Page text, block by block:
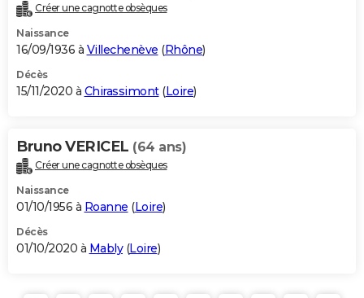
Créer une cagnotte obsèques
Naissance
16/09/1936 à Villechenève (Rhône)
Décès
15/11/2020 à Chirassimont(Loire)
Bruno VERICEL (64 ans)
Créer une cagnotte obsèques
Naissance
01/10/1956 à Roanne (Loire)
Décès
01/10/2020 à Mably(Loire)